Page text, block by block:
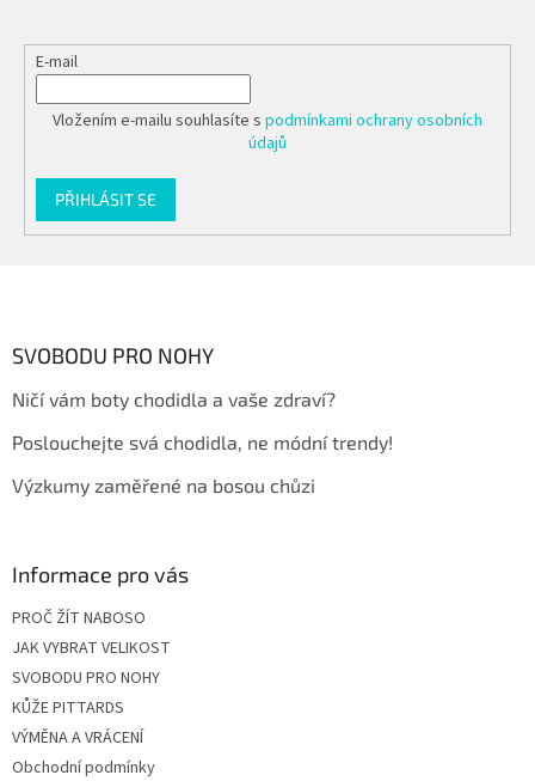
E-mail
Vložením e-mailu souhlasíte s podmínkami ochrany osobních
údajů
PŘIHLÁSIT SE
SVOBODU PRO NOHY
Ničí vám boty chodidla a vaše zdraví?
Poslouchejte svá chodidla, ne módní trendy!
Výzkumy zaměřené na bosou chůzi
Informace pro vás
PROČ ŽÍT NABOSO
JAK VYBRAT VELIKOST
SVOBODU PRO NOHY
KŮŽE PITTARDS
VÝMĚNA A VRÁCENÍ
Obchodní podmínky